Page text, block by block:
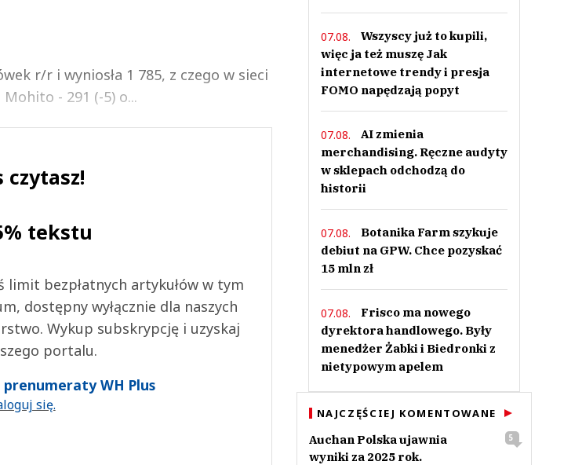
r/r i wyniosła 1 785, z czego w sieci
- 291 (-5) o...
czytasz!
tekstu
limit bezpłatnych artykułów w tym
dostępny wyłącznie dla naszych
Wykup subskrypcję i uzyskaj
portalu.
WH Plus
się.
07.08.
Wszyscy już to kupili,
więc ja też muszę Jak
internetowe trendy i presja
FOMO napędzają popyt
07.08.
AI zmienia
merchandising. Ręczne audyty
w sklepach odchodzą do
historii
07.08.
Botanika Farm szykuje
debiut na GPW. Chce pozyskać
15 mln zł
07.08.
Frisco ma nowego
dyrektora handlowego. Były
menedżer Żabki i Biedronki z
nietypowym apelem
NAJCZĘŚCIEJ KOMENTOWANE
Auchan Polska ujawnia
wyniki za 2025 rok.
5